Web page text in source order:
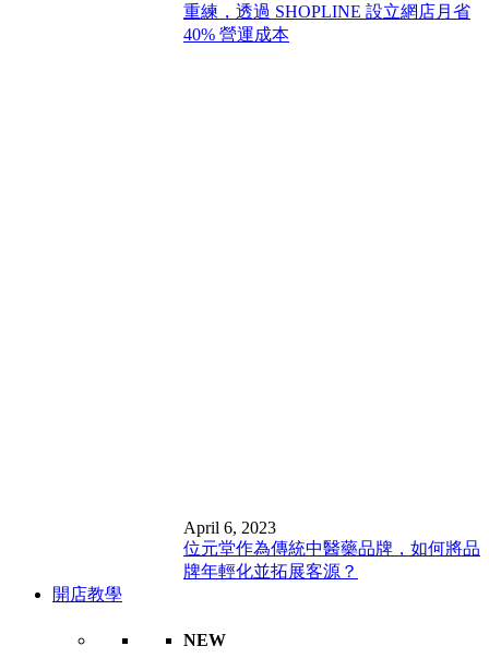
重練，透過 SHOPLINE 設立網店月省
40% 營運成本
April 6, 2023
位元堂作為傳統中醫藥品牌，如何將品
牌年輕化並拓展客源？
開店教學
NEW